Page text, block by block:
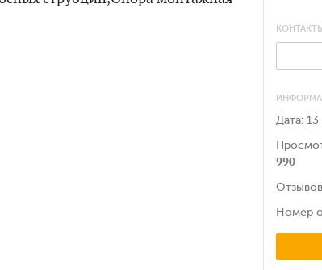
КОНТАКТЫ
Дата: 13
990
Номер